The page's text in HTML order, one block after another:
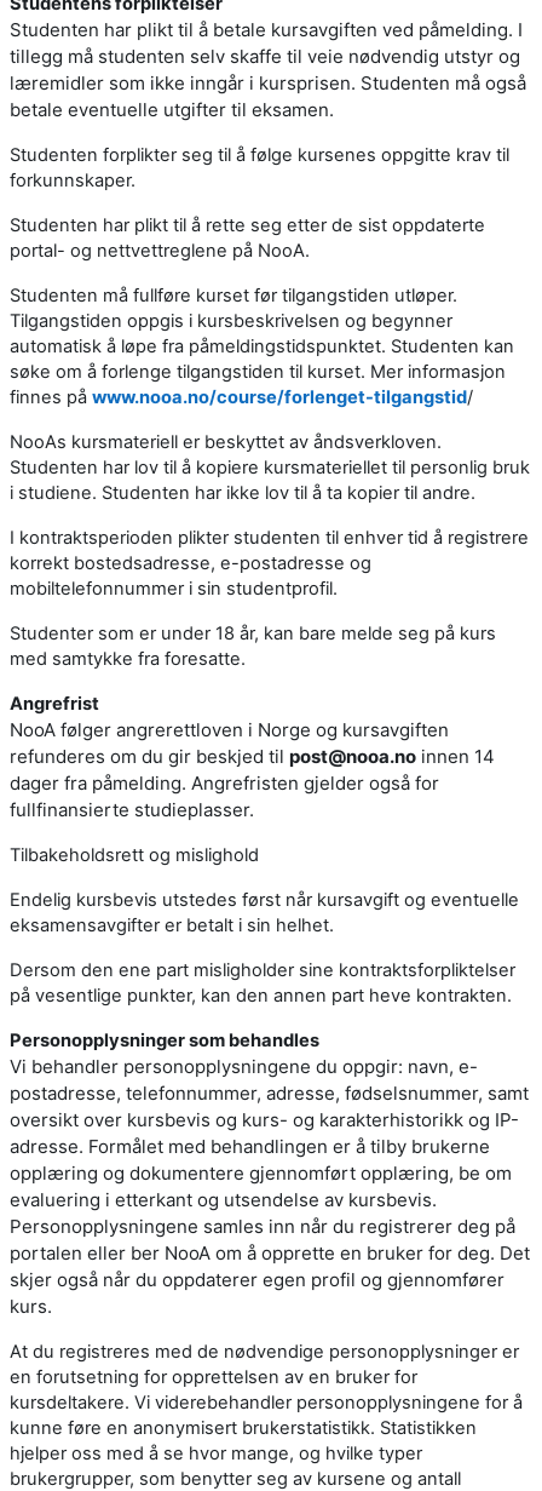
Studenten har plikt til å betale kursavgiften ved påmelding. I
tillegg må studenten selv skaffe til veie nødvendig utstyr og
læremidler som ikke inngår i kursprisen. Studenten må også
betale eventuelle utgifter til eksamen.
Studenten forplikter seg til å følge kursenes oppgitte krav til
forkunnskaper.
Studenten har plikt til å rette seg etter de sist oppdaterte
portal- og nettvettreglene på NooA.
Studenten må fullføre kurset før tilgangstiden utløper.
Tilgangstiden oppgis i kursbeskrivelsen og begynner
automatisk å løpe fra påmeldingstidspunktet. Studenten kan
søke om å forlenge tilgangstiden til kurset. Mer informasjon
finnes på www.nooa.no/course/forlenget-tilgangstid/
NooAs kursmateriell er beskyttet av åndsverkloven.
Studenten har lov til å kopiere kursmateriellet til personlig bruk
i studiene. Studenten har ikke lov til å ta kopier til andre.
I kontraktsperioden plikter studenten til enhver tid å registrere
korrekt bostedsadresse, e-postadresse og
mobiltelefonnummer i sin studentprofil.
Studenter som er under 18 år, kan bare melde seg på kurs
med samtykke fra foresatte.
Angrefrist
NooA følger angrerettloven i Norge og kursavgiften
refunderes om du gir beskjed til post@nooa.no innen 14
dager fra påmelding. Angrefristen gjelder også for
fullfinansierte studieplasser.
Tilbakeholdsrett og mislighold
Endelig kursbevis utstedes først når kursavgift og eventuelle
eksamensavgifter er betalt i sin helhet.
Dersom den ene part misligholder sine kontraktsforpliktelser
på vesentlige punkter, kan den annen part heve kontrakten.
Personopplysninger som behandles
Vi behandler personopplysningene du oppgir: navn, e-
postadresse, telefonnummer, adresse, fødselsnummer, samt
oversikt over kursbevis og kurs- og karakterhistorikk og IP-
adresse. Formålet med behandlingen er å tilby brukerne
opplæring og dokumentere gjennomført opplæring, be om
evaluering i etterkant og utsendelse av kursbevis.
Personopplysningene samles inn når du registrerer deg på
portalen eller ber NooA om å opprette en bruker for deg. Det
skjer også når du oppdaterer egen profil og gjennomfører
kurs.
At du registreres med de nødvendige personopplysninger er
en forutsetning for opprettelsen av en bruker for
kursdeltakere. Vi viderebehandler personopplysningene for å
kunne føre en anonymisert brukerstatistikk. Statistikken
hjelper oss med å se hvor mange, og hvilke typer
brukergrupper, som benytter seg av kursene og antall